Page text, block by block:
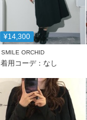
¥14,300
SMILE ORCHID
着用コーデ：なし